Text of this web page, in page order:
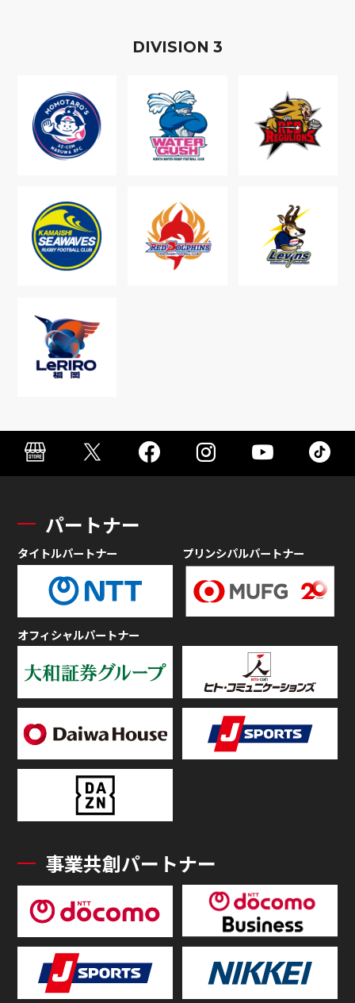
DIVISION 3
パートナー
タイトルパートナー プリンシパルパートナー
オフィシャルパートナー
事業共創パートナー